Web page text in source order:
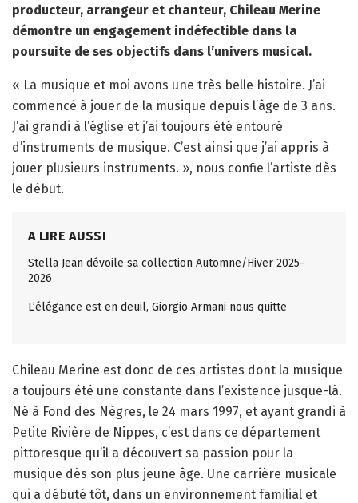
producteur, arrangeur et chanteur, Chileau Merine
démontre un engagement indéfectible dans la
poursuite de ses objectifs dans l’univers musical.
« La musique et moi avons une très belle histoire. J’ai
commencé à jouer de la musique depuis l’âge de 3 ans.
J’ai grandi à l’église et j’ai toujours été entouré
d’instruments de musique. C’est ainsi que j’ai appris à
jouer plusieurs instruments. », nous confie l’artiste dès
le début.
A LIRE AUSSI
Stella Jean dévoile sa collection Automne/Hiver 2025-
2026
L’élégance est en deuil, Giorgio Armani nous quitte
Chileau Merine est donc de ces artistes dont la musique
a toujours été une constante dans l’existence jusque-là.
Né à Fond des Nègres, le 24 mars 1997, et ayant grandi à
Petite Rivière de Nippes, c’est dans ce département
pittoresque qu’il a découvert sa passion pour la
musique dès son plus jeune âge. Une carrière musicale
qui a débuté tôt, dans un environnement familial et